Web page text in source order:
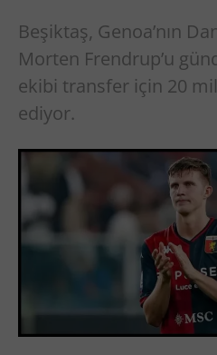
Beşiktaş, Genoa’nın
Morten Frendrup’u
ekibi transfer için 20
ediyor.